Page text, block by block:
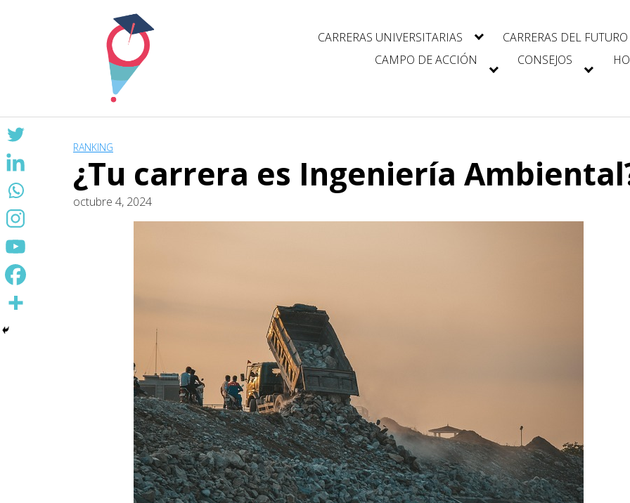
CARRERAS UNIVERSITARIAS
CARRERAS DEL FUTURO
CAMPO DE ACCIÓN
CONSEJOS
RANKING
¿Tu carrera es Ingeniería
octubre 4, 2024